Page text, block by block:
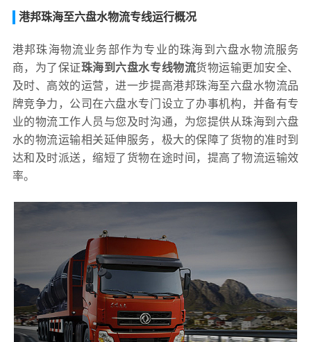
港邦珠海至六盘水物流专线运行概况
港邦珠海物流业务部作为专业的珠海到六盘水物流服务
商，为了保证珠海到六盘水专线物流货物运输更加安全、
及时、高效的运营，进一步提高港邦珠海至六盘水物流品
牌竞争力，公司在六盘水专门设立了办事机构，并备有专
业的物流工作人员与您及时沟通，为您提供从珠海到六盘
水的物流运输相关延伸服务，极大的保障了货物的准时到
达和及时派送，缩短了货物在途时间，提高了物流运输效
率。